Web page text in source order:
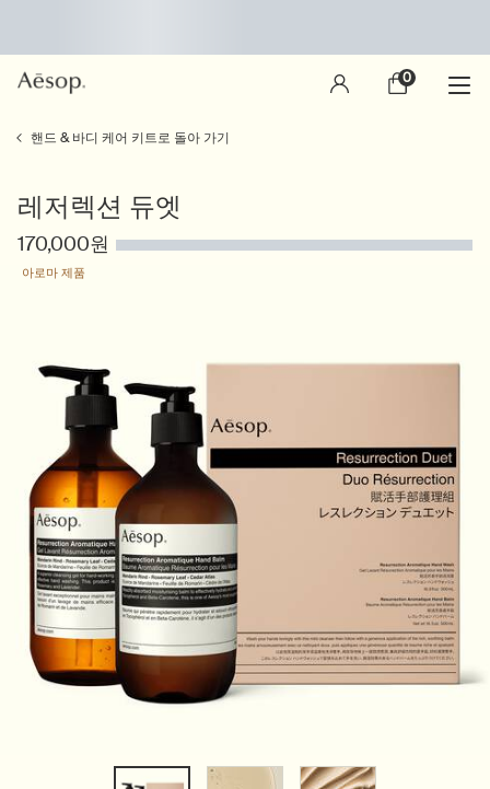
장
0
0 제품
핸드 & 바디 케어 키트로 돌아 가기
레저렉션 듀엣
170,000원
아로마 제품